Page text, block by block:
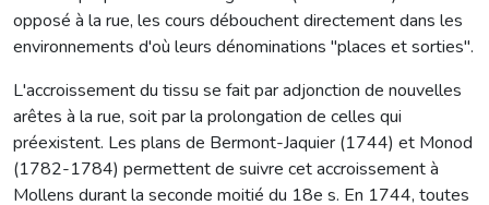
opposé à la rue, les cours débouchent directement dans les
environnements d'où leurs dénominations "places et sorties".
L'accroissement du tissu se fait par adjonction de nouvelles
arêtes à la rue, soit par la prolongation de celles qui
préexistent. Les plans de Bermont-Jaquier (1744) et Monod
(1782-1784) permettent de suivre cet accroissement à
Mollens durant la seconde moitié du 18e s. En 1744, toutes